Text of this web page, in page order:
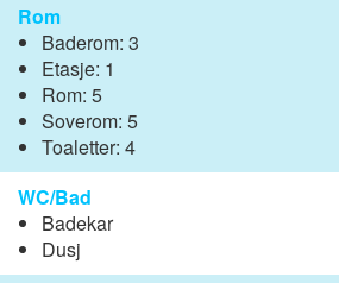
Rom
Baderom: 3
Etasje: 1
Rom: 5
Soverom: 5
Toaletter: 4
WC/Bad
Badekar
Dusj